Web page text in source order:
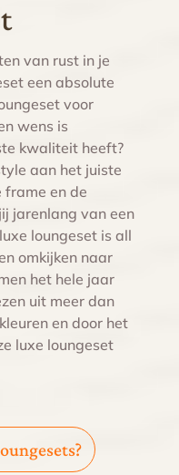
van rust in je
een absolute
voor
wens is
kwaliteit heeft?
aan het juiste
frame en de
jarenlang van een
loungeset is all
omkijken naar
het hele jaar
uit meer dan
en door het
luxe loungeset